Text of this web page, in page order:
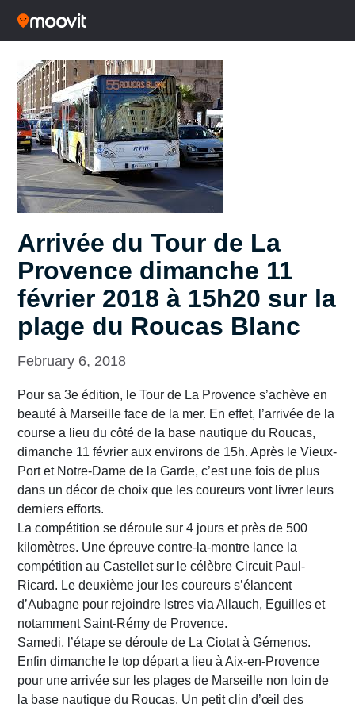
Arrivée du Tour de La
Provence dimanche 11
février 2018 à 15h20 sur la
plage du Roucas Blanc
February 6, 2018
Pour sa 3e édition, le Tour de La Provence s’achève en
beauté à Marseille face de la mer. En effet, l’arrivée de la
course a lieu du côté de la base nautique du Roucas,
dimanche 11 février aux environs de 15h. Après le Vieux-
Port et Notre-Dame de la Garde, c’est une fois de plus
dans un décor de choix que les coureurs vont livrer leurs
derniers efforts.
La compétition se déroule sur 4 jours et près de 500
kilomètres. Une épreuve contre-la-montre lance la
compétition au Castellet sur le célèbre Circuit Paul-
Ricard. Le deuxième jour les coureurs s’élancent
d’Aubagne pour rejoindre Istres via Allauch, Eguilles et
notamment Saint-Rémy de Provence.
Samedi, l’étape se déroule de La Ciotat à Gémenos.
Enfin dimanche le top départ a lieu à Aix-en-Provence
pour une arrivée sur les plages de Marseille non loin de
la base nautique du Roucas. Un petit clin d’œil des